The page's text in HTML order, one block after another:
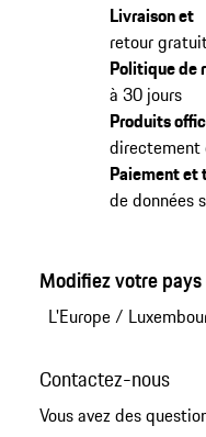
Livraison et
retour
Politique de
à 30 jours
Produits
directement
Paiement et
de données
Modifiez votre
L'Europe/
Contactez-nous
Vous avez des